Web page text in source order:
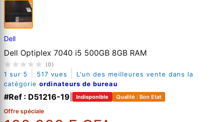
Dell
Dell Optiplex 7040 i5 500GB 8GB RAM
(0)
1 sur 5 517 vues
L'un des meilleures vente dans la
catégorie ordinateurs de bureau
#Ref : D51216-19 Indisponible Qualité : Bon Etat
Offre spéciale